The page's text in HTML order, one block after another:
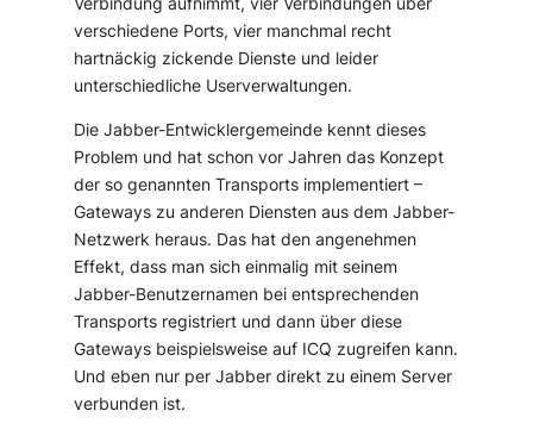
verschiedene Ports, vier manchmal recht
hartnäckig zickende Dienste und leider
unterschiedliche Userverwaltungen.
Die Jabber-Entwicklergemeinde kennt dieses
Problem und hat schon vor Jahren das Konzept
der so genanntenTransports implementiert –
Gateways zu anderen Diensten aus dem Jabber-
Netzwerk heraus. Das hat den angenehmen
Effekt, dass man sich einmalig mit seinem
Jabber-Benutzernamen bei entsprechenden
Transports registriert und dann über diese
Gateways beispielsweise auf ICQ zugreifen kann.
Und eben nur per Jabber direkt zu einem Server
verbunden ist.